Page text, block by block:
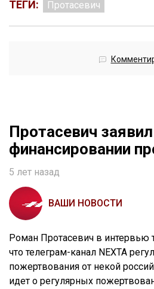
ТЕГИ: Протасевич
Протасевич
финансировании
5 лет назад
ВАШИ НОВОСТИ
Роман Протасевич в интервью
что телеграм-канал NEXTA
пожертвования от некой
идет о регулярных